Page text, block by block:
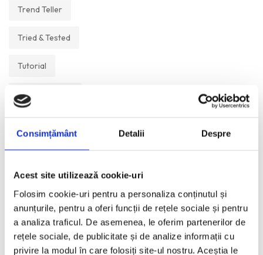
Consimțământ Detalii Despre
Acest site utilizează cookie-uri
Folosim cookie-uri pentru a personaliza conținutul și
anunțurile, pentru a oferi funcții de rețele sociale și pentru
a analiza traficul. De asemenea, le oferim partenerilor de
rețele sociale, de publicitate și de analize informații cu
privire la modul în care folosiți site-ul nostru. Aceștia le
Trend Teller
Tried & Tested
Tutorial
Un Muzeu Pe Zi
Visual Postcards
We like
ANI: